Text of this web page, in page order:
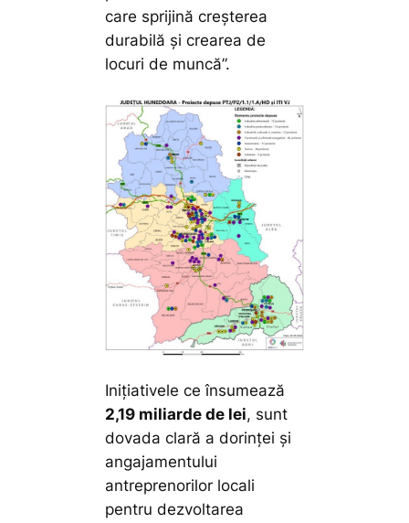
care sprijină creșterea
durabilă și crearea de
locuri de muncă”.
Inițiativele ce însumează
2,19 miliarde de lei, sunt
dovada clară a dorinței și
angajamentului
antreprenorilor locali
pentru dezvoltarea